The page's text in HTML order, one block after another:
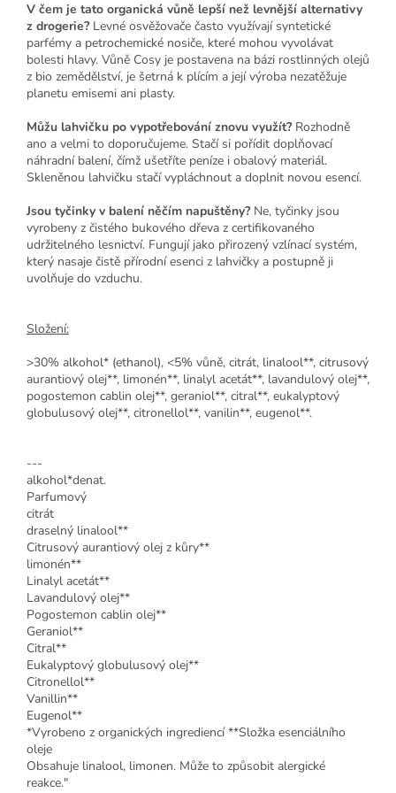
V čem je tato organická vůně lepší než levnější alternativy
z drogerie?Levné osvěžovače často využívají syntetické
parfémy a petrochemické nosiče, které mohou vyvolávat
bolesti hlavy. Vůně Cosy je postavena na bázi rostlinných olejů
z bio zemědělství, je šetrná k plícím a její výroba nezatěžuje
planetu emisemi ani plasty.
Můžu lahvičku po vypotřebování znovu využít?Rozhodně
ano a velmi to doporučujeme. Stačí si pořídit doplňovací
náhradní balení, čímž ušetříte peníze i obalový materiál.
Skleněnou lahvičku stačí vypláchnout a doplnit novou esencí.
Jsou tyčinky v balení něčím napuštěny?Ne, tyčinky jsou
vyrobeny z čistého bukového dřeva z certifikovaného
udržitelného lesnictví. Fungují jako přirozený vzlínací systém,
který nasaje čistě přírodní esenci z lahvičky a postupně ji
uvolňuje do vzduchu.
Složení:
>30% alkohol* (ethanol), <5% vůně, citrát, linalool**, citrusový
aurantiový olej**, limonén**, linalyl acetát**, lavandulový olej**,
pogostemon cablin olej**, geraniol**, citral**, eukalyptový
globulusový olej**, citronellol**, vanilin**, eugenol**.
---
alkohol*denat.
Parfumový
citrát
draselný linalool**
Citrusový aurantiový olej z kůry**
limonén**
Linalyl acetát**
Lavandulový olej**
Pogostemon cablin olej**
Geraniol**
Citral**
Eukalyptový globulusový olej**
Citronellol**
Vanillin**
Eugenol**
*Vyrobeno z organických ingrediencí **Složka esenciálního
oleje
Obsahuje linalool, limonen. Může to způsobit alergické
reakce."